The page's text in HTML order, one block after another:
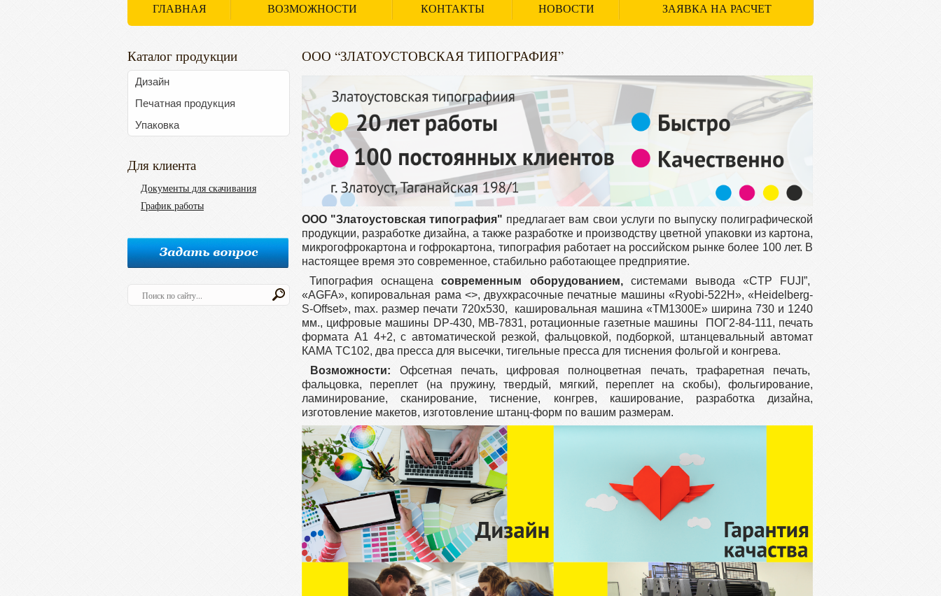
ГЛАВНАЯ ВОЗМОЖНОСТИ КОНТАКТЫ НОВОСТИ ЗАЯВКА НА РАСЧЕТ
Каталог продукции
Дизайн
Печатная продукция
Упаковка
Для клиента
Документы для скачивания
График работы
ООО “ЗЛАТОУСТОВСКАЯ ТИПОГРАФИЯ”
ООО "Златоустовская типография" предлагает вам свои услуги по выпуску полиграфической
продукции, разработке дизайна, а также разработке и производству цветной упаковки из картона,
микрогофрокартона и гофрокартона, типография работает на российском рынке более 100 лет. В
настоящее время это современное, стабильно работающее предприятие.
Типография оснащенасовременным оборудованием,системами вывода «CTP FUJI”,
«AGFA», копировальная рама <>, двухкрасочные печатные машины «Ryobi-522H», «Heidelberg-
S-Offset», max. размер печати 720х530, кашировальная машина «ТМ1300Е» ширина 730 и 1240
мм., цифровые машины DP-430, МВ-7831, ротационные газетные машины ПОГ2-84-111, печать
формата А1 4+2, с автоматической резкой, фальцовкой, подборкой, штанцевальный автомат
КАМА ТС102, два пресса для высечки, тигельные пресса для тиснения фольгой и конгрева.
Возможности: Офсетная печать, цифровая полноцветная печать, трафаретная печать,
фальцовка, переплет (на пружину, твердый, мягкий, переплет на скобы), фольгирование,
ламинирование, сканирование, тиснение, конгрев, каширование, разработка дизайна,
изготовление макетов, изготовление штанц-форм по вашим размерам.